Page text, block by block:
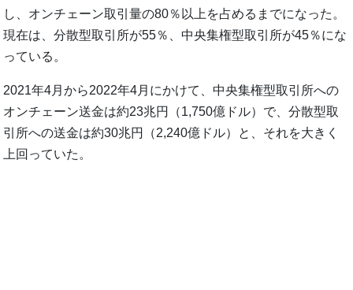
し、オンチェーン取引量の80％以上を占めるまでになった。
現在は、分散型取引所が55％、中央集権型取引所が45％にな
っている。
2021年4月から2022年4月にかけて、中央集権型取引所への
オンチェーン送金は約23兆円（1,750億ドル）で、分散型取
引所への送金は約30兆円（2,240億ドル）と、それを大きく
上回っていた。